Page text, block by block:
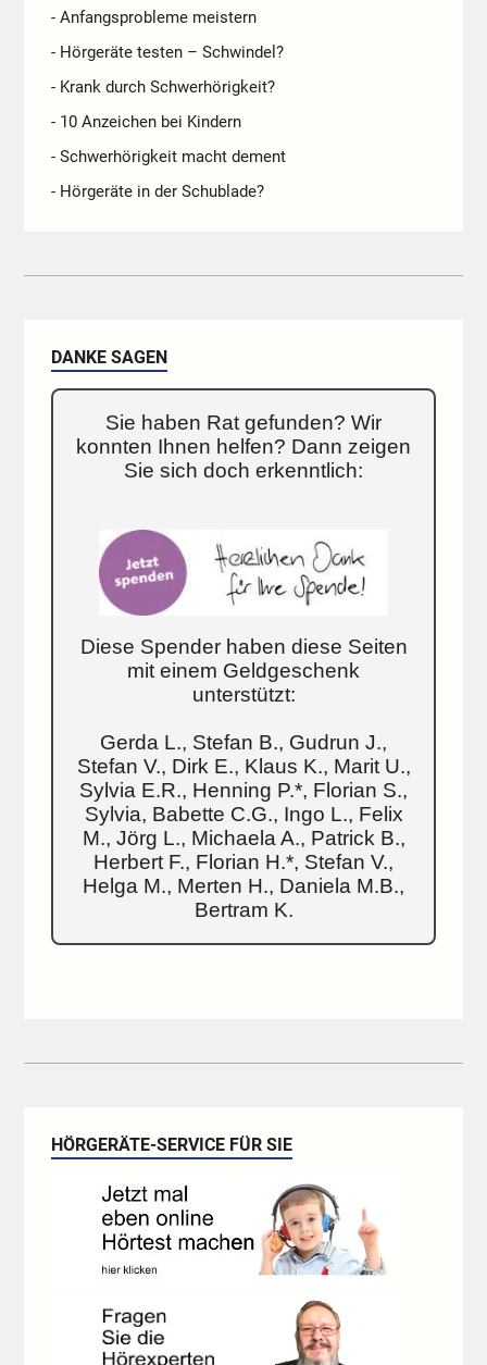
- Anfangsprobleme meistern
- Hörgeräte testen – Schwindel?
- Krank durch Schwerhörigkeit?
- 10 Anzeichen bei Kindern
- Schwerhörigkeit macht dement
- Hörgeräte in der Schublade?
DANKE SAGEN
Sie haben Rat gefunden? Wir
konnten Ihnen helfen? Dann zeigen
Sie sich doch erkenntlich:
Diese Spender haben diese Seiten
mit einem Geldgeschenk
unterstützt:
Gerda L., Stefan B., Gudrun J.,
Stefan V., Dirk E., Klaus K., Marit U.,
Sylvia E.R., Henning P.*, Florian S.,
Sylvia, Babette C.G., Ingo L., Felix
M., Jörg L., Michaela A., Patrick B.,
Herbert F., Florian H.*, Stefan V.,
Helga M., Merten H., Daniela M.B.,
Bertram K.
HÖRGERÄTE-SERVICE FÜR SIE